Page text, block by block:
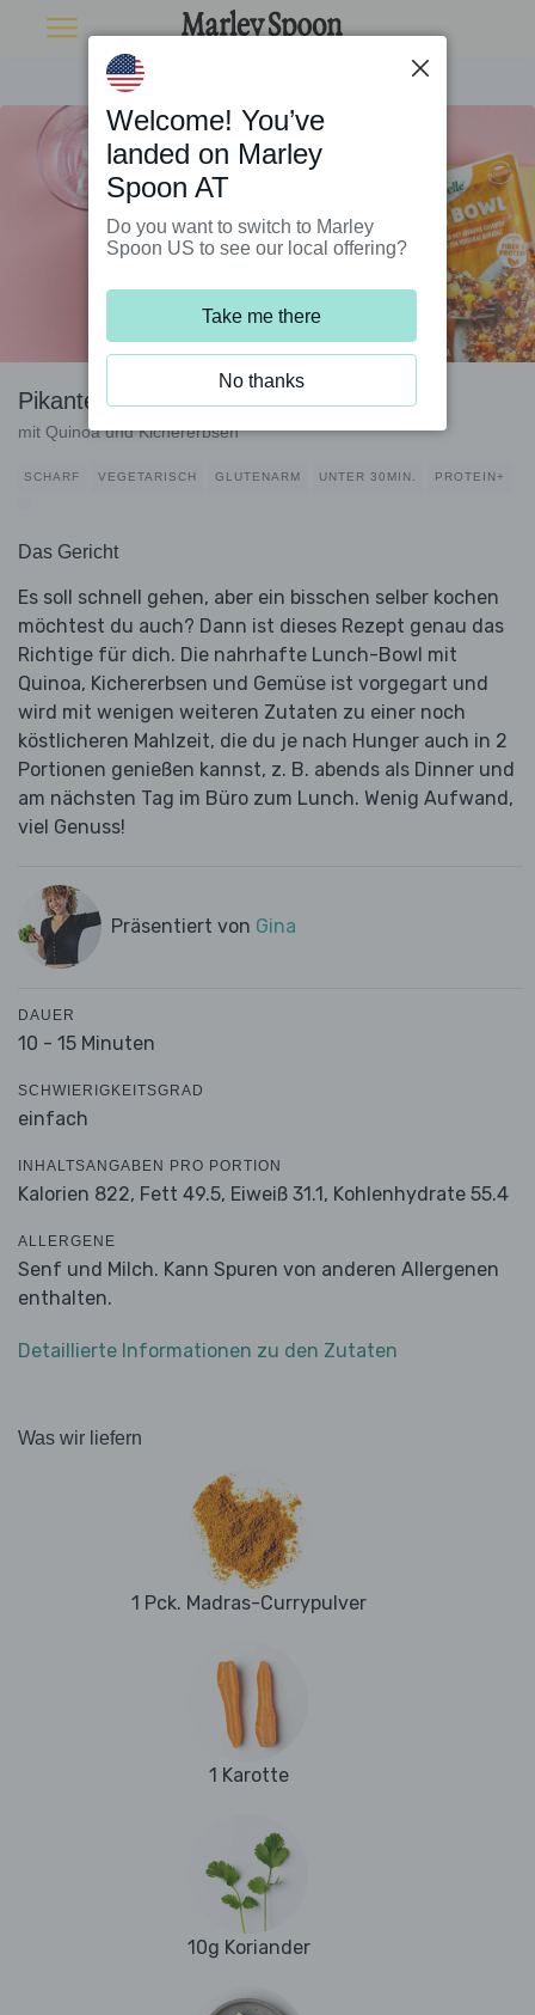
Pikanter Curry-Paneer
mit Quinoa und Kichererbsen
SCHARF VEGETARISCH GLUTENARM UNTER 30MIN. PROTEIN+
Das Gericht
Es soll schnell gehen, aber ein bisschen selber kochen
möchtest du auch? Dann ist dieses Rezept genau das
Richtige für dich. Die nahrhafte Lunch-Bowl mit
Quinoa, Kichererbsen und Gemüse ist vorgegart und
wird mit wenigen weiteren Zutaten zu einer noch
köstlicheren Mahlzeit, die du je nach Hunger auch in 2
Portionen genießen kannst, z. B. abends als Dinner und
am nächsten Tag im Büro zum Lunch. Wenig Aufwand,
viel Genuss!
Präsentiert von Gina
DAUER
10 - 15 Minuten
SCHWIERIGKEITSGRAD
einfach
INHALTSANGABEN PRO PORTION
Kalorien 822, Fett 49.5, Eiweiß 31.1, Kohlenhydrate 55.4
ALLERGENE
Senf und Milch. Kann Spuren von anderen Allergenen
enthalten.
Detaillierte Informationen zu den Zutaten
Was wir liefern
1 Pck. Madras-Currypulver
1 Karotte
10g Koriander
Welcome! You’ve
landed on Marley
Spoon AT
Do you want to switch to Marley
Spoon US to see our local offering?
Take me there
No thanks